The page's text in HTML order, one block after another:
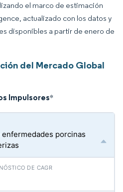
el marco de estimación
actualizado con los datos y
disponibles a partir de enero de
del Mercado Global
Impulsores*
porcinas